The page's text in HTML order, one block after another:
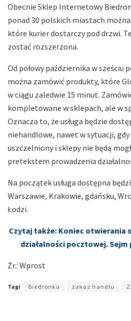
Obecnie Sklep Internetowy
ponad 30 polskich miastach
które kurier dostarczy pod drzwi.
zostać rozszerzona.
Od połowy października w sześciu
można zamówić produkty, które
w ciągu zaledwie 15 minut.
kompletowane w sklepach, ale w
Oznacza to, że usługa będzie
niehandlowe, nawet w sytuacji,
uszczelniony i sklepy nie będą
pretekstem prowadzenia
Na początek usługa dostępna
Warszawie, Krakowie, gdańsku,
Łodzi.
Czytaj także: Koniec otwierania
działalności pocztowej. Sejm
Żr.: Wprost
Tagi Biedronka zakaz handlu